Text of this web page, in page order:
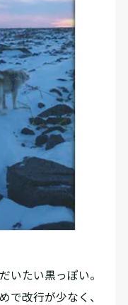
いたい黒っぽい。
で改行が少なく、